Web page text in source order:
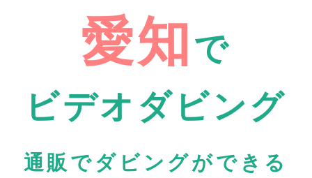
愛知 で
ビデオダビング
通販でダビングができる